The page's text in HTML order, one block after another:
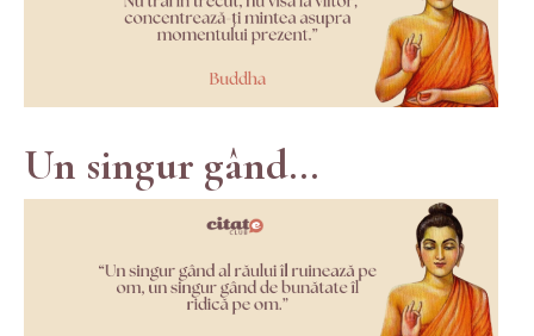
Un singur gând...